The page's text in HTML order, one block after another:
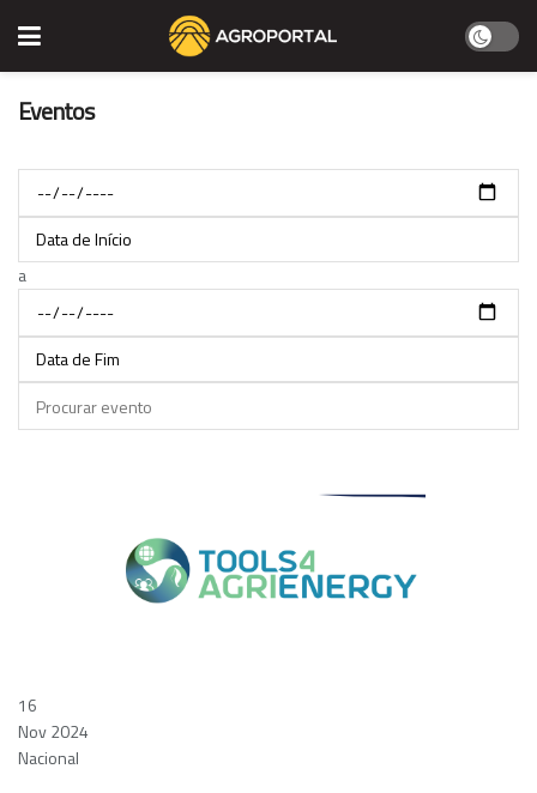
Eventos
Data de Início
a
Data de Fim
16
Nov 2024
Nacional